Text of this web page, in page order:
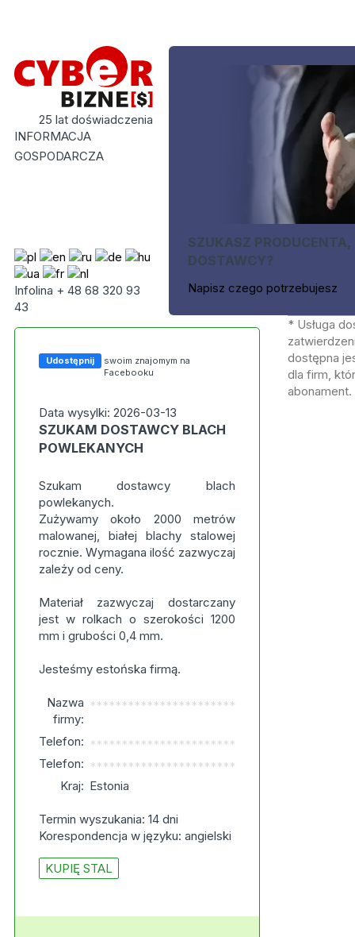
25 lat doświadczenia
INFORMACJA
GOSPODARCZA
Infolina + 48 68 320 93
43
SZUKASZ PRODUCENTA,
DOSTAWCY?
Napisz czego potrzebujesz
Udostępnij
swoim znajomym na
Facebooku
Data wysylki: 2026-03-13
SZUKAM DOSTAWCY BLACH
POWLEKANYCH
Szukam dostawcy blach
powlekanych.
Zużywamy około 2000 metrów
malowanej, białej blachy stalowej
rocznie. Wymagana ilość zazwyczaj
zależy od ceny.
Materiał zazwyczaj dostarczany
jest w rolkach o szerokości 1200
mm i grubości 0,4 mm.
Jesteśmy estońska firmą.
Nazwa
firmy:
***********************
Telefon: ***********************
Telefon: ***********************
Kraj: Estonia
Termin wyszukania: 14 dni
Korespondencja w języku: angielski
KUPIĘ STAL
* Usługa
dostępna
dla firm,
abonament.